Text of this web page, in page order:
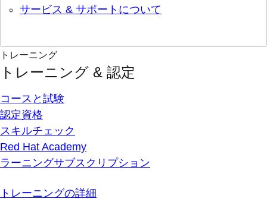
サービス & サポートについて
トレーニング
トレーニング & 認定
コースと試験
認定資格
スキルチェック
Red Hat Academy
ラーニングサブスクリプション
トレーニングの詳細